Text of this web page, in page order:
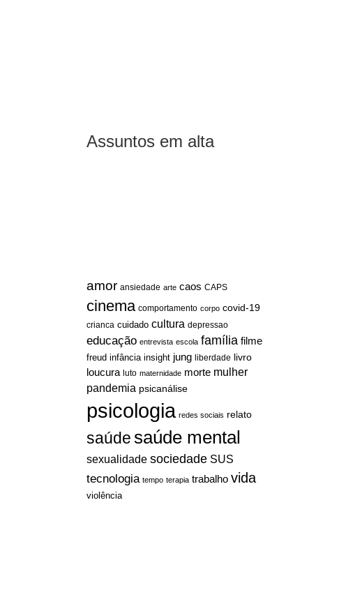
Assuntos em alta
amor ansiedade arte caos CAPS
cinema comportamento corpo covid-19
crianca cuidado cultura depressao
educação entrevista escola família filme
freud infância insight jung liberdade livro
loucura luto maternidade morte mulher
pandemia psicanálise
psicologia redes sociais relato
saúdesaúde mental
sexualidade sociedade SUS
tecnologia tempo terapia trabalho vida
violência